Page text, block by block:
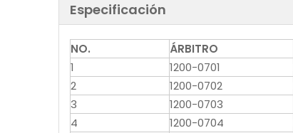
Especificación
NO. ÁRBITRO
1
1200-0701
2
1200-0702
3
1200-0703
4
1200-0704